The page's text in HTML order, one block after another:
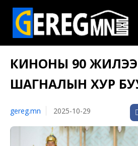
КИНОНЫ 90
ШАГНАЛЫН ХУР
gereg.mn 2025-10-29